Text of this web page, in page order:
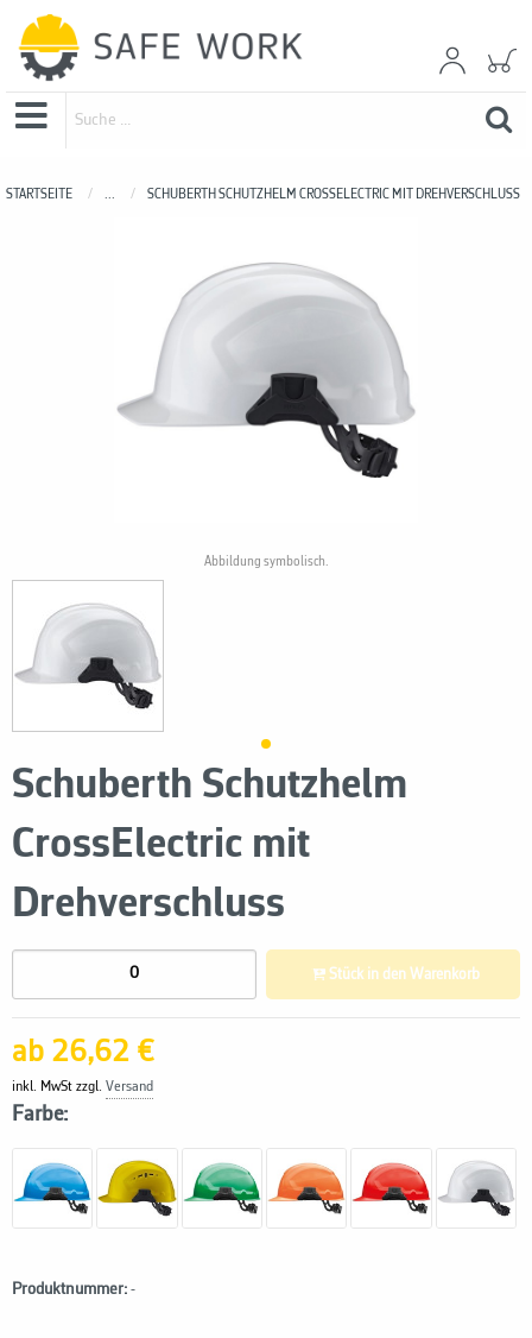
STARTSEITE ... SCHUBERTH SCHUTZHELM CROSSELECTRIC MIT DREHVERSCHLUSS
Schuberth Schutzhelm
CrossElectric mit
Drehverschluss
Abbildung symbolisch.
ab 26,62 €
inkl. MwSt zzgl. Versand
Farbe:
Stück in den Warenkorb
Produktnummer: -